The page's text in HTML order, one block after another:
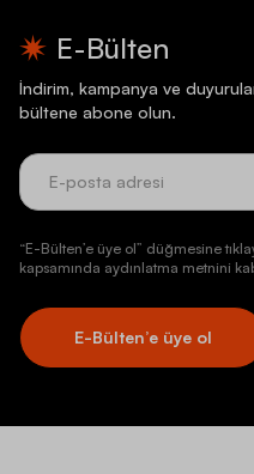
E-Bülten
İndirim, kampanya ve
bültene abone olun.
“E-Bülten’e üye ol” düğmesine
kapsamında aydınlatma metnini
E-Bülten’e üye ol